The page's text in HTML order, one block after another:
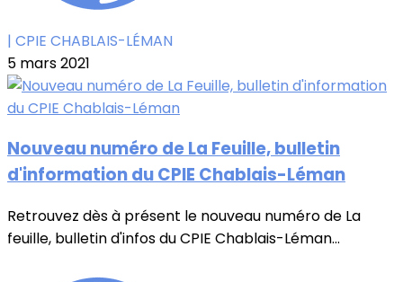
| CPIE CHABLAIS-LÉMAN
5 mars 2021
Nouveau numéro de La Feuille, bulletin
d'information du CPIE Chablais-Léman
Retrouvez dès à présent le nouveau numéro de La
feuille, bulletin d'infos du CPIE Chablais-Léman...